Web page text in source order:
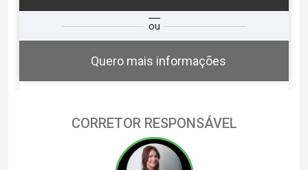
ou
Quero mais informações
Deseja
Comprar
ou
Alugar
?
Alugar
CORRETOR RESPONSÁVEL